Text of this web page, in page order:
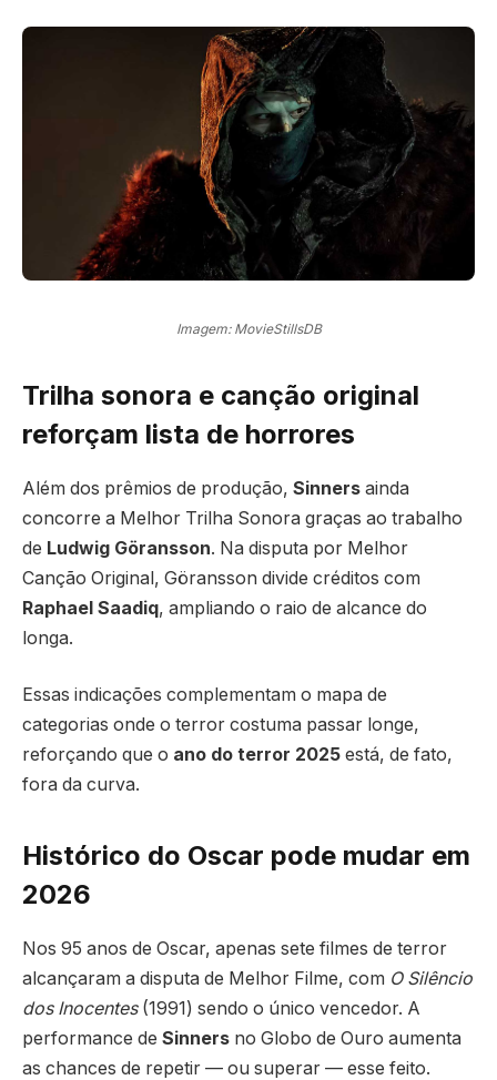
Imagem: MovieStillsDB
Trilha sonora e canção original
reforçam lista de horrores
Além dos prêmios de produção, Sinners ainda
concorre a Melhor Trilha Sonora graças ao trabalho
de Ludwig Göransson. Na disputa por Melhor
Canção Original, Göransson divide créditos com
Raphael Saadiq, ampliando o raio de alcance do
longa.
Essas indicações complementam o mapa de
categorias onde o terror costuma passar longe,
reforçando que o ano do terror 2025 está, de fato,
fora da curva.
Histórico do Oscar pode mudar em
2026
Nos 95 anos de Oscar, apenas sete filmes de terror
alcançaram a disputa de Melhor Filme, com O Silêncio
dos Inocentes(1991) sendo o único vencedor. A
performance de Sinners no Globo de Ouro aumenta
as chances de repetir — ou superar — esse feito.